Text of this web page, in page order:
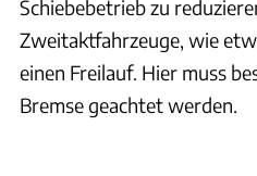
Schiebebetrieb zu
Zweitaktfahrzeuge, wie
einen Freilauf. Hier muss
Bremse geachtet werden.